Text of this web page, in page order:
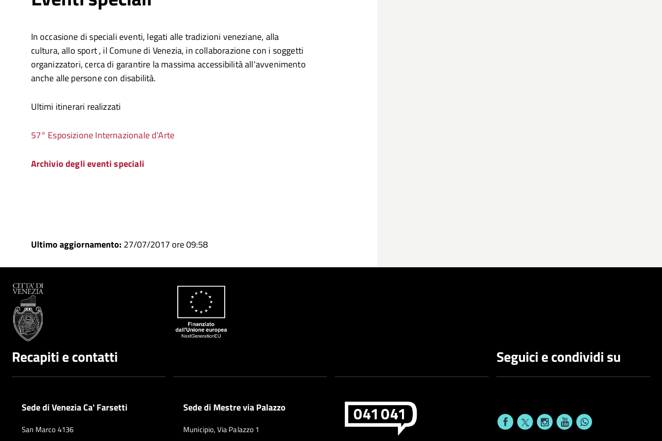
In occasione di speciali eventi, legati alle tradizioni veneziane, alla
cultura, allo sport , il Comune di Venezia, in collaborazione con i soggetti
organizzatori, cerca di garantire la massima accessibilità all'avvenimento
anche alle persone con disabilità.
Ultimi itinerari realizzati
57° Esposizione Internazionale d'Arte
Archivio degli eventi speciali
Ultimo aggiornamento: 27/07/2017 ore 09:58
Recapiti e contatti
Sede di Venezia Ca' Farsetti
San Marco 4136
Sede di Mestre via Palazzo
Municipio, Via Palazzo 1
Seguici e condividi su